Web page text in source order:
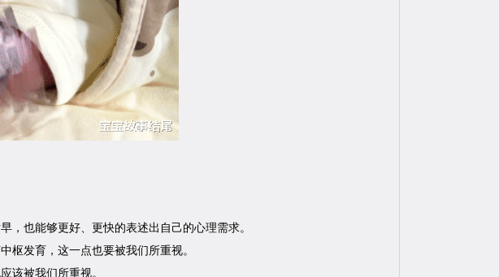
，也能够更好、更快的表述出自己的心理需求。
枢发育，这一点也要被我们所重视。
该被我们所重视。